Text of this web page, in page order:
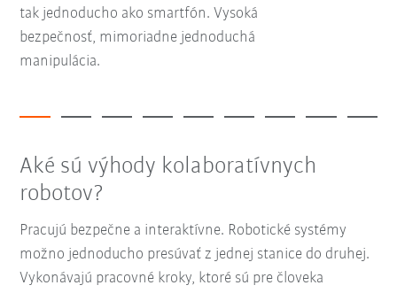
tak jednoducho ako smartfón. Vysoká
bezpečnosť, mimoriadne jednoduchá
manipulácia.
Aké sú výhody kolaboratívnych
robotov?
Pracujú bezpečne a interaktívne. Robotické systémy
možno jednoducho presúvať z jednej stanice do druhej.
Vykonávajú pracovné kroky, ktoré sú pre človeka